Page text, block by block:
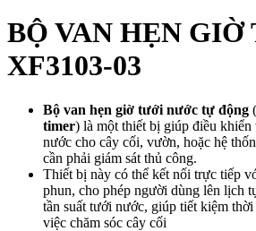
BỘ VAN HẸN GIỜ
XF3103-03
Bộ van hẹn giờ tưới nước tự động
timer) là một thiết bị giúp điều
nước cho cây cối, vườn, hoặc hệ
cần phải giám sát thủ công.
Thiết bị này có thể kết nối trực tiếp
phun, cho phép người dùng lên lịch
tần suất tưới nước, giúp tiết kiệm
việc chăm sóc cây cối